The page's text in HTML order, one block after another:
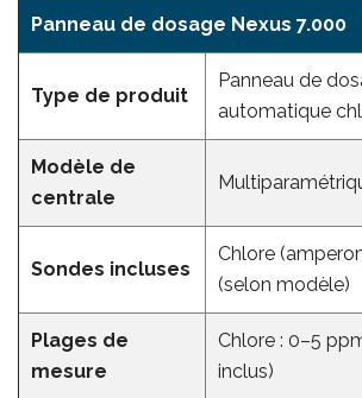
Panneau de dosage Nexus 7.000
Type de produit
Panneau de
automatique
Modèle de
centrale
Sondes incluses
Chlore
(selon modèle)
Plages de
mesure
Chlore : 0–5
inclus)